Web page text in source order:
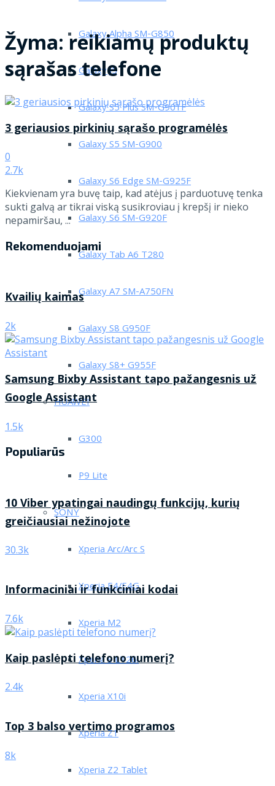
Galaxy Alpha SM-G850
Galaxy J5
Galaxy S5 Plus SM-G901F
Galaxy S5 SM-G900
Galaxy S6 Edge SM-G925F
Galaxy S6 SM-G920F
Galaxy Tab A6 T280
Galaxy A7 SM-A750FN
Galaxy S8 G950F
Galaxy S8+ G955F
HUAWEI
G300
P9 Lite
SONY
Xperia Arc/Arc S
Xperia E4/E4G
Xperia M2
Xperia S LT26i
Xperia X10i
Xperia Z1
Xperia Z2 Tablet
Žyma:reikiamų produktų
sąrašas telefone
3 geriausios pirkinių sąrašo programėlės
0
2.7k
Kiekvienam yra buvę taip, kad atėjus į parduotuvę tenka
sukti galvą ar tikrai viską susikroviau į krepšį ir nieko
nepamiršau, ...
Rekomenduojami
Kvailių kaimas
2k
Samsung Bixby Assistant tapo pažangesnis už
Google Assistant
1.5k
Populiarūs
10 Viber ypatingai naudingų funkcijų, kurių
greičiausiai nežinojote
30.3k
Informaciniai ir funkciniai kodai
7.6k
Kaip paslėpti telefono numerį?
2.4k
Top 3 balso vertimo programos
8k